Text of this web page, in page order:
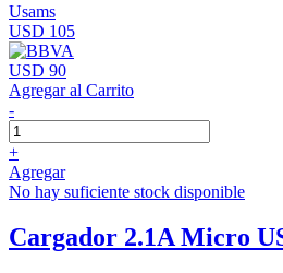
Usams
USD 105
USD 90
Agregar al Carrito
-
+
Agregar
No hay suficiente stock disponible
Cargador 2.1A Micro